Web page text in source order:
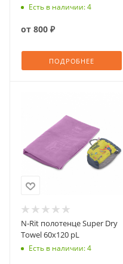
Есть в наличии: 4
от 800 ₽
ПОДРОБНЕЕ
N-Rit полотенце Super Dry
Towel 60х120 рL
Есть в наличии: 4